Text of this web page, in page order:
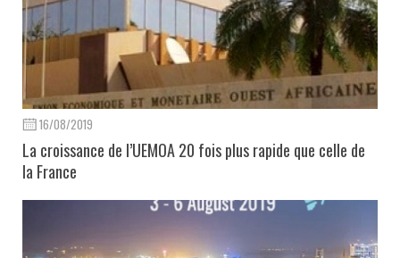
16/08/2019
La croissance de l’UEMOA 20 fois plus rapide que celle de
la France